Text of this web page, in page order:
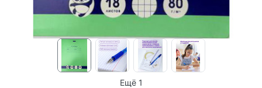
Ещё 1